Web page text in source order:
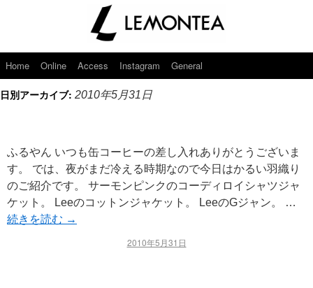
Home Online Access Instagram General
日別アーカイブ: 2010年5月31日
ふるやん いつも缶コーヒーの差し入れありがとうございま
す。 では、夜がまだ冷える時期なので今日はかるい羽織り
のご紹介です。 サーモンピンクのコーディロイシャツジャ
ケット。 Leeのコットンジャケット。 LeeのGジャン。 …
続きを読む →
2010年5月31日